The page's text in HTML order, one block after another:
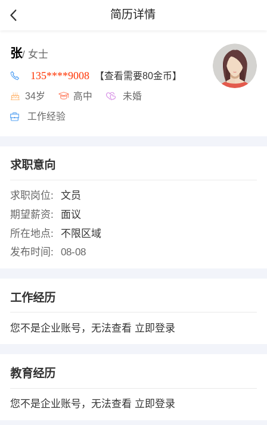
简历详情
张/ 女士
135****9008 【查看需要80金币】
34岁 高中 未婚
工作经验
求职意向
求职岗位:
文员
期望薪资:
面议
所在地点:
不限区域
发布时间:
08-08
工作经历
您不是企业账号，无法查看 立即登录
教育经历
您不是企业账号，无法查看 立即登录